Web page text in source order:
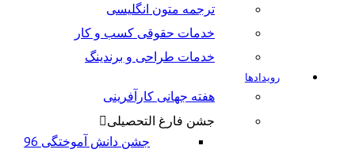
ترجمه متون انگلیسی
خدمات حقوقی کسب و کار
خدمات طراحی و برندینگ
رویدادها
هفته جهانی کارآفرینی
جشن فارغ التحصیلی
جشن دانش آموختگی 96